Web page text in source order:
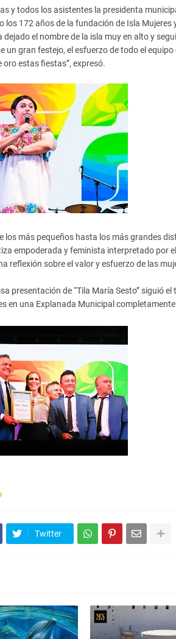
y todos los asistentes la presidenta
los 172 años de la fundación de Isla
dejado el nombre de la isla muy en alto y
un gran festejo, el esfuerzo de todo el
oro estas fiestas”, expresó.
los más pequeños hasta los más grandes
empoderada y feminista interpretado por
reflexión sobre el valor y esfuerzo de las
presentación de “Tila María Sesto” siguió
en una Explanada Municipal
Twitter